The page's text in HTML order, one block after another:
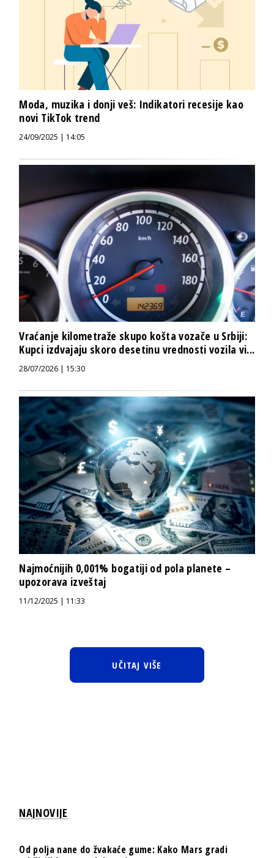
Moda, muzika i donji veš: Indikatori recesije kao
novi TikTok trend
24/09/2025 | 14:05
Vraćanje kilometraže skupo košta vozače u Srbiji:
Kupci izdvajaju skoro desetinu vrednosti vozila vi...
28/07/2026 | 15:30
Najmoćnijih 0,001% bogatiji od pola planete –
upozorava izveštaj
11/12/2025 | 11:33
UČITAJ VIŠE
NAJNOVIJE
Od polja nane do žvakaće gume: Kako Mars gradi